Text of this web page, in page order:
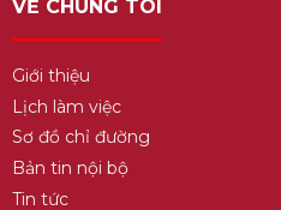
VỀ CHÚNG TÔI
Giới thiệu
Lịch làm việc
Sơ đồ chỉ đường
Bản tin nội bộ
Tin tức